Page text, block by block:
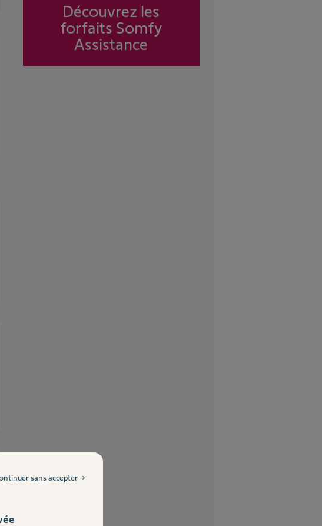
Découvrez les
forfaits Somfy
Assistance
sans accepter →